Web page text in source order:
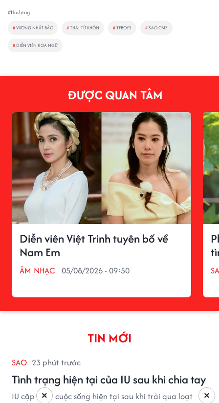
#Hashtag
#VƯƠNG NHẤT BÁC #THÁI TỪ KHÔN #TFBOYS #SAO CBIZ
# DIỄN VIÊN HOA NGỮ
ĐƯỢC QUAN TÂM
Diễn viên Việt Trinh tuyên bố về
Nam Em
ÂM NHẠC 05/08/2026 - 09:50
TIN MỚI
SAO 23 phút trước
Tình trạng hiện tại của IU sau khi chia tay
IU cập nhật cuộc sống hiện tại sau khi trải qua loạt
×
×